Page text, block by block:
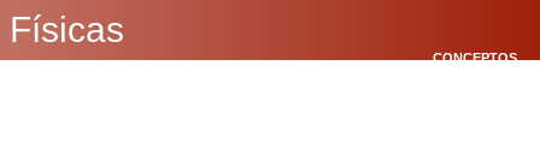
Físicas
CONCEPTOS